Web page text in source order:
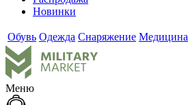
Новинки
Обувь Одежда Снаряжение Медицина
Меню